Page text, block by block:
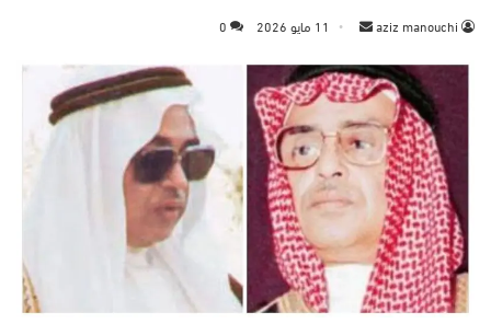
aziz manouchi
س
ل
ب
ر
ي
د
ا
إ
11 مايو 2026 0